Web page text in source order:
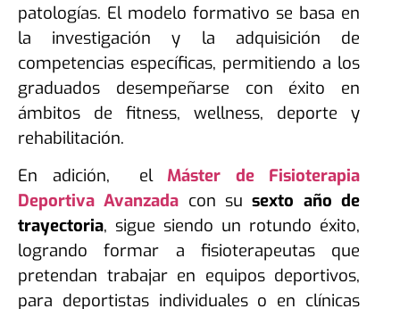
patologías. El modelo formativo se basa en
la investigación y la adquisición de
competencias específicas, permitiendo a los
graduados desempeñarse con éxito en
ámbitos de fitness, wellness, deporte y
rehabilitación.
En adición, el Máster de Fisioterapia
Deportiva Avanzada con susexto año de
trayectoria, sigue siendo un rotundo éxito,
logrando formar a fisioterapeutas que
pretendan trabajar en equipos deportivos,
para deportistas individuales o en clínicas